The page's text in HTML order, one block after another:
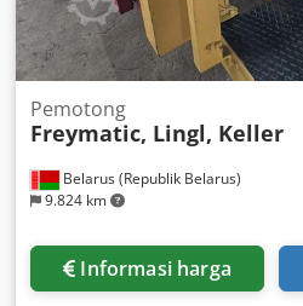
Belarus (Republik Belarus)
9.824 km
Pemotong
Freymatic, Lingl, Keller
Informasi harga